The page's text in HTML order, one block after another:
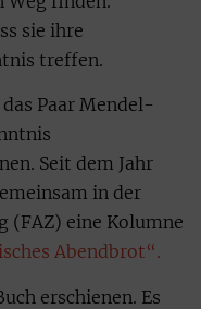
sie ihre
treffen.
Paar Mendel-
Seit dem Jahr
in der
(FAZ) eine Kolumne
Abendbrot“.
erschienen. Es